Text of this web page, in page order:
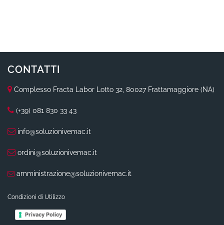
CONTATTI
Complesso Fracta Labor Lotto 32, 80027 Frattamaggiore (NA)
(+39) 081 830 33 43
info@soluzionivemac.it
ordini@soluzionivemac.it
amministrazione@soluzionivemac.it
Condizioni di Utilizzo
Privacy Policy